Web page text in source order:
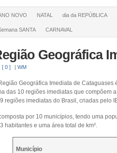
NOVO NATAL dia da REPÚBLICA
SANTA CARNAVAL
Geográfica
[ 0 ] | WM
Geográfica Imediata de Cataguases
das 10 regiões imediatas que compõem
regiões imediatas do Brasil, criadas pelo
por 10 municípios, tendo uma
habitantes e uma área total de km².
Município